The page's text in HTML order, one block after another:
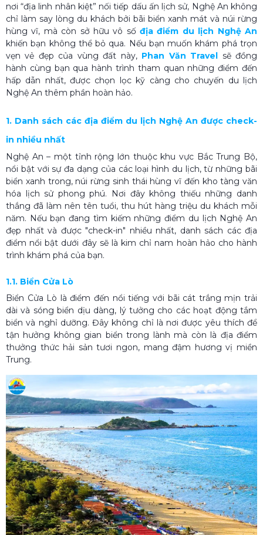
nơi “địa linh nhân kiệt” nối tiếp dấu ấn lịch sử, Nghệ An không
chỉ làm say lòng du khách bởi bãi biển xanh mát và núi rừng
hùng vĩ, mà còn sở hữu vô sốđịa điểm du lịch Nghệ An
khiến bạn không thể bỏ qua. Nếu bạn muốn khám phá trọn
vẹn vẻ đẹp của vùng đất này, Phan Văn Travel sẽ đồng
hành cùng bạn qua hành trình tham quan những điểm đến
hấp dẫn nhất, được chọn lọc kỹ càng cho chuyến du lịch
Nghệ An thêm phần hoàn hảo.
1. Danh sách các địa điểm du lịch Nghệ An được check-
in nhiều nhất
Nghệ An – một tỉnh rộng lớn thuộc khu vực Bắc Trung Bộ,
nổi bật với sự đa dạng của các loại hình du lịch, từ những bãi
biển xanh trong, núi rừng sinh thái hùng vĩ đến kho tàng văn
hóa lịch sử phong phú. Nơi đây không thiếu những danh
thắng đã làm nên tên tuổi, thu hút hàng triệu du khách mỗi
năm. Nếu bạn đang tìm kiếm những điểm du lịch Nghệ An
đẹp nhất và được "check-in" nhiều nhất, danh sách các địa
điểm nổi bật dưới đây sẽ là kim chỉ nam hoàn hảo cho hành
trình khám phá của bạn.
1.1. Biển Cửa Lò
Biển Cửa Lò là điểm đến nổi tiếng với bãi cát trắng mịn trải
dài và sóng biển dịu dàng, lý tưởng cho các hoạt động tắm
biển và nghỉ dưỡng. Đây không chỉ là nơi được yêu thích để
tận hưởng không gian biển trong lành mà còn là địa điểm
thưởng thức hải sản tươi ngon, mang đậm hương vị miền
Trung.